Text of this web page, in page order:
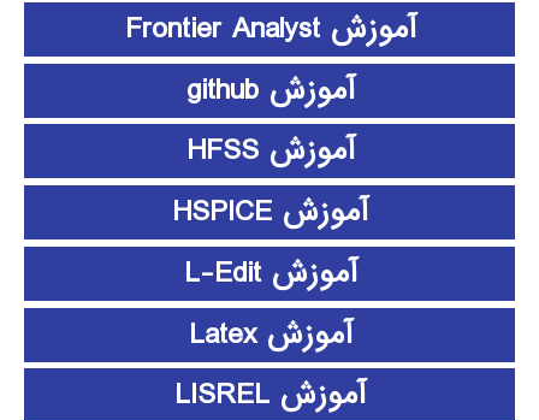
آموزش Frontier Analyst
آموزش github
آموزش HFSS
آموزش HSPICE
آموزش L-Edit
آموزش Latex
آموزش LISREL